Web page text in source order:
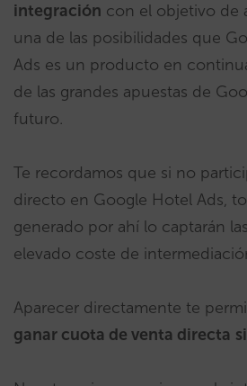
integración con el objetivo de
una de las posibilidades que
Ads es un producto en
de las grandes apuestas de
futuro.
Te recordamos que si no
directo en Google Hotel Ads,
generado por ahí lo captarán
elevado coste de
Aparecer directamente te
ganar cuota de venta directa